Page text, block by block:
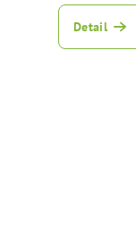
Detail